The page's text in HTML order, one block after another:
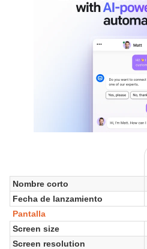
Nombre corto
Fecha de lanzamiento
Pantalla
Screen size
Screen resolution